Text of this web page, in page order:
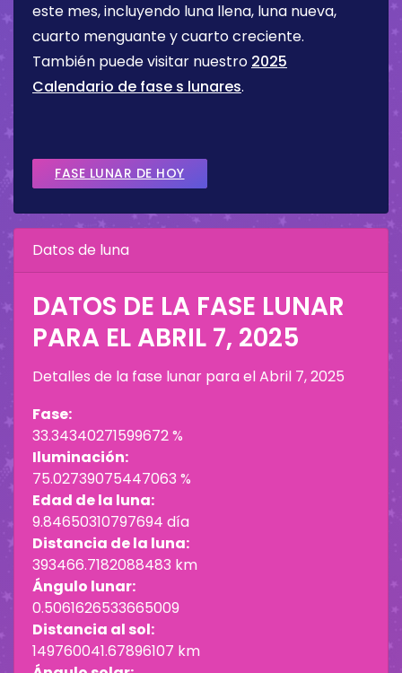
este mes, incluyendo luna llena, luna nueva,
cuarto menguante y cuarto creciente.
También puede visitar nuestro 2025
Calendario de fase s lunares.
FASE LUNAR DE HOY
Datos de luna
DATOS DE LA FASE LUNAR
PARA EL ABRIL 7, 2025
Detalles de la fase lunar para elAbril 7, 2025
Fase:
33.34340271599672 %
Iluminación:
75.02739075447063 %
Edad de la luna:
9.84650310797694 día
Distancia de la luna:
393466.7182088483 km
Ángulo lunar:
0.5061626533665009
Distancia al sol:
149760041.67896107 km